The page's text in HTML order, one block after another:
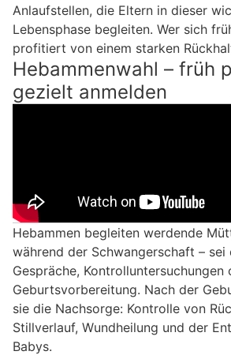
Anlaufstellen, die Eltern in dieser
Lebensphase begleiten. Wer sich
profitiert von einem starken
Hebammenwahl – früh
gezielt anmelden
Hebammen begleiten werdende
während der Schwangerschaft – sei
Gespräche, Kontrolluntersuchungen
Geburtsvorbereitung. Nach der
sie die Nachsorge: Kontrolle von
Stillverlauf, Wundheilung und der
Babys.